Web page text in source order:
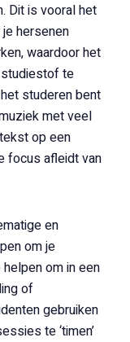
Dit is vooral het
hersenen
waardoor het
te
studeren bent
met veel
op een
focus afleidt van
en
om je
om in een
of
gebruiken
te ‘timen’